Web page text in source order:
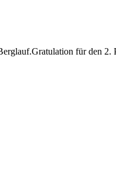
für den 2.